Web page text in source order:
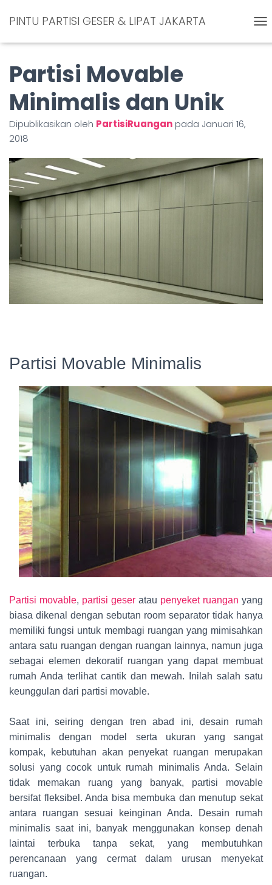
PINTU PARTISI GESER & LIPAT JAKARTA
O
A
Partisi Movable
Minimalis dan Unik
Dipublikasikan oleh PartisiRuangan pada Januari 16,
2018
Partisi Movable Minimalis
Partisi movable, partisi geser atau penyeket ruangan yang
biasa dikenal dengan sebutan room separator tidak hanya
memiliki fungsi untuk membagi ruangan yang mimisahkan
antara satu ruangan dengan ruangan lainnya, namun juga
sebagai elemen dekoratif ruangan yang dapat membuat
rumah Anda terlihat cantik dan mewah. Inilah salah satu
keunggulan dari partisi movable.
Saat ini, seiring dengan tren abad ini, desain rumah
minimalis dengan model serta ukuran yang sangat
kompak, kebutuhan akan penyekat ruangan merupakan
solusi yang cocok untuk rumah minimalis Anda. Selain
tidak memakan ruang yang banyak, partisi movable
bersifat fleksibel. Anda bisa membuka dan menutup sekat
antara ruangan sesuai keinginan Anda. Desain rumah
minimalis saat ini, banyak menggunakan konsep denah
laintai terbuka tanpa sekat, yang membutuhkan
perencanaan yang cermat dalam urusan menyekat
ruangan.